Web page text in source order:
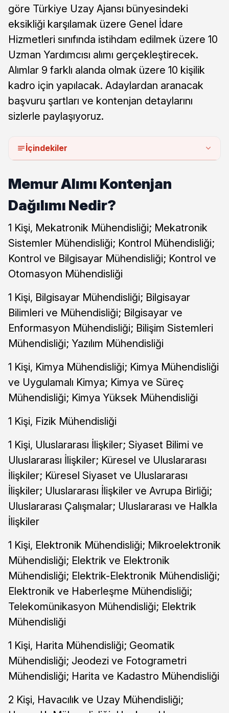
göre Türkiye Uzay Ajansı bünyesindeki
eksikliği karşılamak üzere Genel İdare
Hizmetleri sınıfında istihdam edilmek üzere 10
Uzman Yardımcısı alımı gerçekleştirecek.
Alımlar 9 farklı alanda olmak üzere 10 kişilik
kadro için yapılacak. Adaylardan aranacak
başvuru şartları ve kontenjan detaylarını
sizlerle paylaşıyoruz.
İçindekiler
Memur Alımı Kontenjan
Dağılımı Nedir?
1 Kişi, Mekatronik Mühendisliği; Mekatronik
Sistemler Mühendisliği; Kontrol Mühendisliği;
Kontrol ve Bilgisayar Mühendisliği; Kontrol ve
Otomasyon Mühendisliği
1 Kişi, Bilgisayar Mühendisliği; Bilgisayar
Bilimleri ve Mühendisliği; Bilgisayar ve
Enformasyon Mühendisliği; Bilişim Sistemleri
Mühendisliği; Yazılım Mühendisliği
1 Kişi, Kimya Mühendisliği; Kimya Mühendisliği
ve Uygulamalı Kimya; Kimya ve Süreç
Mühendisliği; Kimya Yüksek Mühendisliği
1 Kişi, Fizik Mühendisliği
1 Kişi, Uluslararası İlişkiler; Siyaset Bilimi ve
Uluslararası İlişkiler; Küresel ve Uluslararası
İlişkiler; Küresel Siyaset ve Uluslararası
İlişkiler; Uluslararası İlişkiler ve Avrupa Birliği;
Uluslararası Çalışmalar; Uluslararası ve Halkla
İlişkiler
1 Kişi, Elektronik Mühendisliği; Mikroelektronik
Mühendisliği; Elektrik ve Elektronik
Mühendisliği; Elektrik-Elektronik Mühendisliği;
Elektronik ve Haberleşme Mühendisliği;
Telekomünikasyon Mühendisliği; Elektrik
Mühendisliği
1 Kişi, Harita Mühendisliği; Geomatik
Mühendisliği; Jeodezi ve Fotogrametri
Mühendisliği; Harita ve Kadastro Mühendisliği
2 Kişi, Havacılık ve Uzay Mühendisliği;